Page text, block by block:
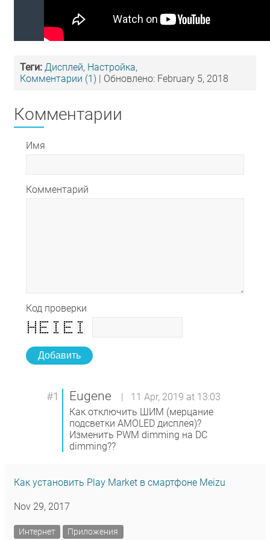
Теги: Дисплей, Настройка,
Комментарии (1) | Обновлено: February 5, 2018
Комментарии
Имя
Комментарий
Код проверки
Добавить
#1 Eugene
| 11 Apr, 2019 at 13:03
Как отключить ШИМ (мерцание
подсветки AMOLED дисплея)?
Изменить PWM dimming на DC
dimming??
Как установить Play Market в смартфоне Meizu
Nov 29, 2017
Интернет Приложения